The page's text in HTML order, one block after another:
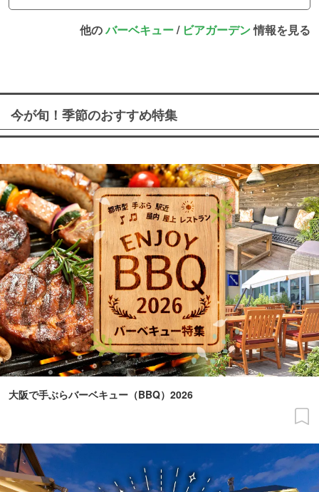
他のバーベキュー/ ビアガーデン情報を見る
今が旬！季節のおすすめ特集
大阪で手ぶらバーベキュー（BBQ）2026